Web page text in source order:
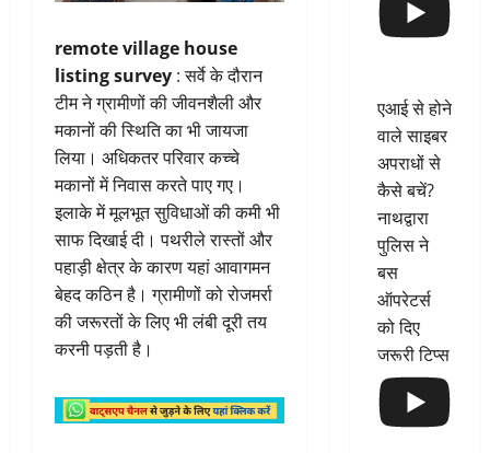
remote village house
listing survey : सर्वे के दौरान
टीम ने ग्रामीणों की जीवनशैली और
मकानों की स्थिति का भी जायजा
लिया। अधिकतर परिवार कच्चे
मकानों में निवास करते पाए गए।
इलाके में मूलभूत सुविधाओं की कमी भी
साफ दिखाई दी। पथरीले रास्तों और
पहाड़ी क्षेत्र के कारण यहां आवागमन
बेहद कठिन है। ग्रामीणों को रोजमर्रा
की जरूरतों के लिए भी लंबी दूरी तय
करनी पड़ती है।
एआई से होने
वाले साइबर
अपराधों से
कैसे बचें?
नाथद्वारा
पुलिस ने
बस
ऑपरेटर्स
को दिए
जरूरी टिप्स